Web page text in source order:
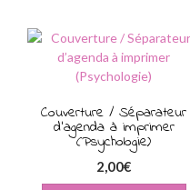
Couverture / Séparateur
d’agenda à imprimer
(Psychologie)
2,00€